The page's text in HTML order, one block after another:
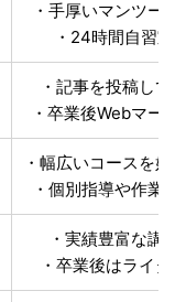
・手厚いマンツー
・24時間自習
・記事を投稿し
・卒業後Webマー
・幅広いコースを
・個別指導や作業
・実績豊富な講
・卒業後はライ